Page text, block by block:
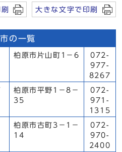
大きな文字で印刷
の一覧
柏原市片山町1－6
072-
977-
8267
柏原市平野1－8－
35
072-
971-
1315
柏原市古町3－1－
14
072-
970-
2400